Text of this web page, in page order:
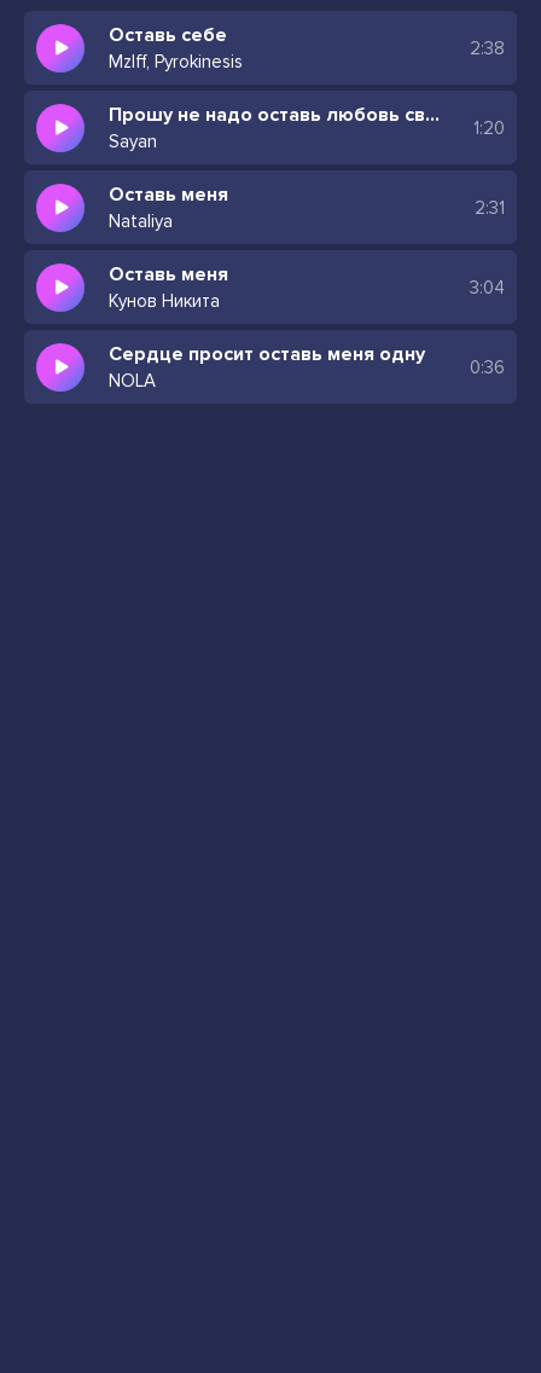
Оставь себе
Mzlff, Pyrokinesis
2:38
Прошу не надо оставь любовь свою
Sayan
1:20
Оставь меня
Nataliya
2:31
Оставь меня
Кунов Никита
3:04
Сердце просит оставь меня одну
NOLA
0:36